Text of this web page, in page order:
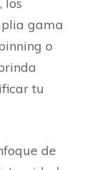
gama
o
tu
de